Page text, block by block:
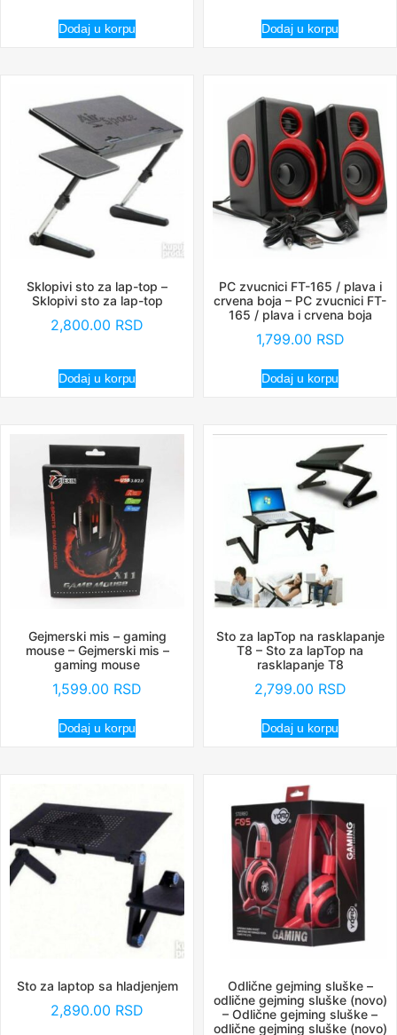
Dodaj u korpu Dodaj u korpu
Sklopivi sto za lap-top –
Sklopivi sto za lap-top
2,800.00 RSD
Dodaj u korpu
PC zvucnici FT-165 / plava i
crvena boja – PC zvucnici FT-
165 / plava i crvena boja
1,799.00 RSD
Dodaj u korpu
Gejmerski mis – gaming
mouse – Gejmerski mis –
gaming mouse
1,599.00 RSD
Dodaj u korpu
Sto za lapTop na rasklapanje
T8 – Sto za lapTop na
rasklapanje T8
2,799.00 RSD
Dodaj u korpu
Sto za laptop sa hladjenjem
2,890.00 RSD
Odlične gejming sluške –
odlične gejming sluške (novo)
– Odlične gejming sluške –
odlične gejming sluške (novo)